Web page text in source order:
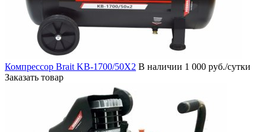
Компрессор Brait KB-1700/50X2 В наличии 1 000 руб./сутки
Заказать товар